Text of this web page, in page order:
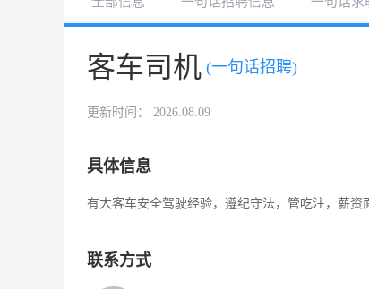
客车司机 (一句话招聘)
更新时间： 2026.08.09
具体信息
有大客车安全驾驶经验，遵纪守法，管吃注，薪资
联系方式